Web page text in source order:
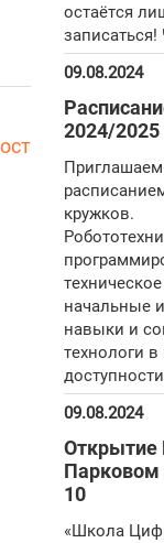
остаётся
записаться!
09.08.2024
2024/2025
кружков.
начальные
навыки и
технологи
09.08.2024
Парковом
10
«Школа